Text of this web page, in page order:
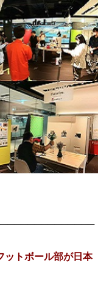
ットボール部が日本